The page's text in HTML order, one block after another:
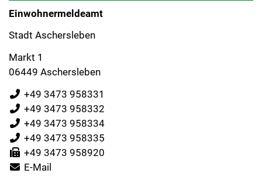
Einwohnermeldeamt
Stadt Aschersleben
Markt 1
06449 Aschersleben
+49 3473 958331
+49 3473 958332
+49 3473 958334
+49 3473 958335
+49 3473 958920
E-Mail